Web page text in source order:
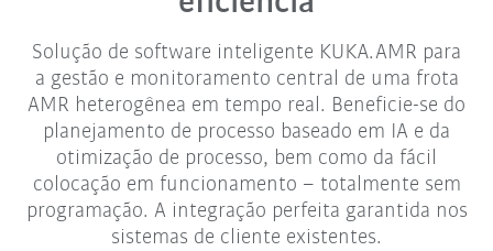
Solução de software inteligente KUKA.AMR para
a gestão e monitoramento central de uma frota
AMR heterogênea em tempo real. Beneficie-se do
planejamento de processo baseado em IA e da
otimização de processo, bem como da fácil
colocação em funcionamento – totalmente sem
programação. A integração perfeita garantida nos
sistemas de cliente existentes.